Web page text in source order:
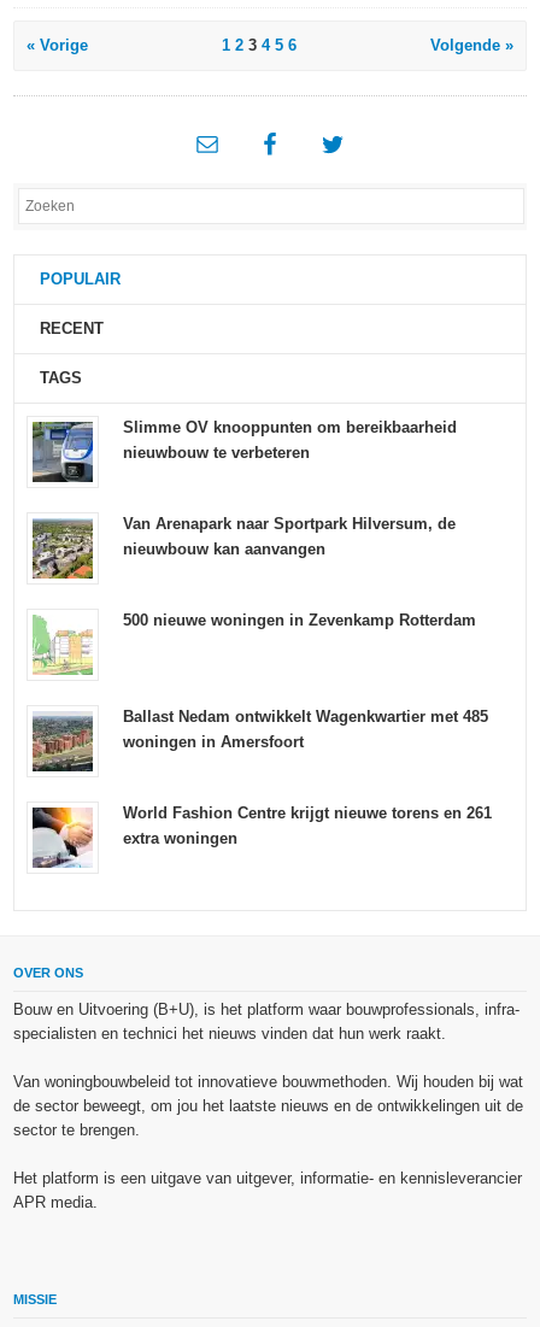
« Vorige 1 2 3 4 5 6 Volgende »
POPULAIR
RECENT
TAGS
Slimme OV knooppunten om bereikbaarheid
nieuwbouw te verbeteren
Van Arenapark naar Sportpark Hilversum, de
nieuwbouw kan aanvangen
500 nieuwe woningen in Zevenkamp Rotterdam
Ballast Nedam ontwikkelt Wagenkwartier met 485
woningen in Amersfoort
World Fashion Centre krijgt nieuwe torens en 261
extra woningen
OVER ONS
Bouw en Uitvoering (B+U), is het platform waar bouwprofessionals, infra-
specialisten en technici het nieuws vinden dat hun werk raakt.
Van woningbouwbeleid tot innovatieve bouwmethoden. Wij houden bij wat
de sector beweegt, om jou het laatste nieuws en de ontwikkelingen uit de
sector te brengen.
Het platform is een uitgave van uitgever, informatie- en kennisleverancier
APR media.
MISSIE